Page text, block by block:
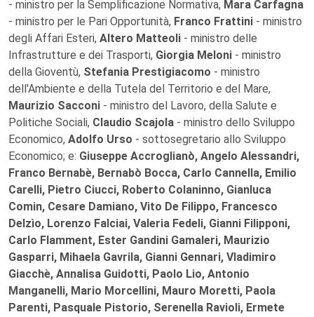
- ministro per la Semplificazione Normativa, Mara Carfagna
- ministro per le Pari Opportunità, Franco Frattini - ministro
degli Affari Esteri, Altero Matteoli - ministro delle
Infrastrutture e dei Trasporti, Giorgia Meloni - ministro
della Gioventù, Stefania Prestigiacomo - ministro
dell'Ambiente e della Tutela del Territorio e del Mare,
Maurizio Sacconi - ministro del Lavoro, della Salute e
Politiche Sociali, Claudio Scajola - ministro dello Sviluppo
Economico, Adolfo Urso - sottosegretario allo Sviluppo
Economico; e: Giuseppe Accroglianò, Angelo Alessandri,
Franco Bernabè, Bernabò Bocca, Carlo Cannella, Emilio
Carelli, Pietro Ciucci, Roberto Colaninno, Gianluca
Comin, Cesare Damiano, Vito De Filippo, Francesco
Delzìo, Lorenzo Falciai, Valeria Fedeli, Gianni Filipponi,
Carlo Flamment, Ester Gandini Gamaleri, Maurizio
Gasparri, Mihaela Gavrila, Gianni Gennari, Vladimiro
Giacchè, Annalisa Guidotti, Paolo Lio, Antonio
Manganelli, Mario Morcellini, Mauro Moretti, Paola
Parenti, Pasquale Pistorio, Serenella Ravioli, Ermete